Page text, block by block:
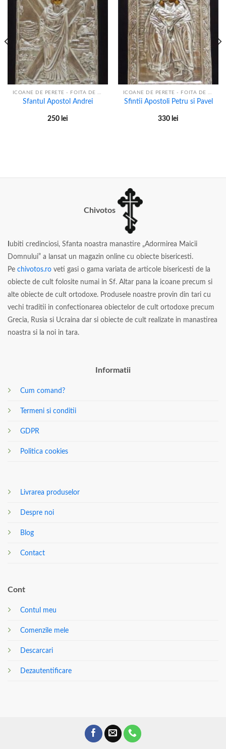
ICOANE DE PERETE - FOITA DE ARGINT
Sfantul Apostol Andrei
250 lei
ICOANE DE PERETE - FOITA DE ARGINT
Sfintii Apostoli Petru si Pavel
330 lei
Chivotos
ubiti credinciosi, Sfanta noastra manastire „Adormirea Maicii
Domnului” a lansat un magazin online cu obiecte bisericesti.
Pe chivotos.ro veti gasi o gama variata de articole bisericesti de la
obiecte de cult folosite numai in Sf. Altar pana la icoane precum si
alte obiecte de cult ortodoxe. Produsele noastre provin din tari cu
vechi traditii in confectionarea obiectelor de cult ortodoxe precum
Grecia, Rusia si Ucraina dar si obiecte de cult realizate in manastirea
noastra si la noi in tara.
Informatii
Cum comand?
Termeni si conditii
GDPR
Politica cookies
Livrarea produselor
Despre noi
Blog
Contact
Cont
Contul meu
Comenzile mele
Descarcari
Dezautentificare